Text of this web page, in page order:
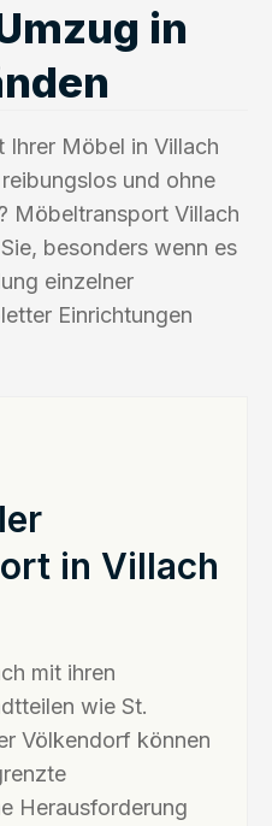
in
Ihrer Möbel in Villach
und ohne
Möbeltransport Villach
besonders wenn es
einzelner
Einrichtungen
in Villach
mit ihren
wie St.
Völkendorf können
Herausforderung